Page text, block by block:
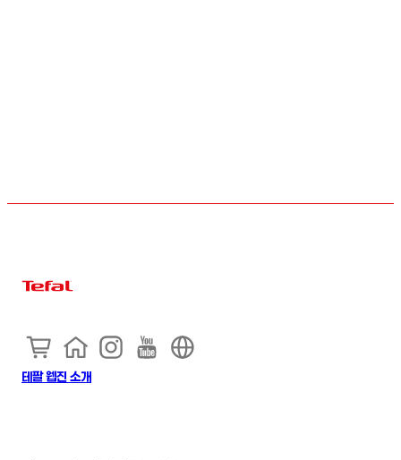
테팔 웹진 소개